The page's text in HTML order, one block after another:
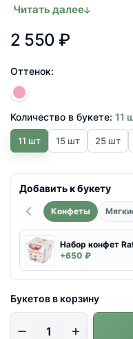
Читать далее
2 550 ₽
Оттенок:
Количество в букете: 11
11 шт 15 шт 25 шт
Добавить к букету
Конфеты
Набор конфет
+650 ₽
Букетов в корзину